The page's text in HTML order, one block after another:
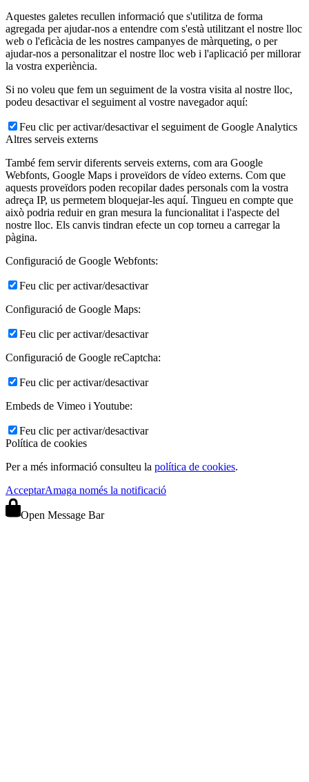
Aquestes galetes recullen informació que s'utilitza de forma
agregada per ajudar-nos a entendre com s'està utilitzant el nostre lloc
web o l'eficàcia de les nostres campanyes de màrqueting, o per
ajudar-nos a personalitzar el nostre lloc web i l'aplicació per millorar
la vostra experiència.
Si no voleu que fem un seguiment de la vostra visita al nostre lloc,
podeu desactivar el seguiment al vostre navegador aquí:
Feu clic per activar/desactivar el seguiment de Google Analytics
Altres serveis externs
També fem servir diferents serveis externs, com ara Google
Webfonts, Google Maps i proveïdors de vídeo externs. Com que
aquests proveïdors poden recopilar dades personals com la vostra
adreça IP, us permetem bloquejar-les aquí. Tingueu en compte que
això podria reduir en gran mesura la funcionalitat i l'aspecte del
nostre lloc. Els canvis tindran efecte un cop torneu a carregar la
pàgina.
Configuració de Google Webfonts:
Feu clic per activar/desactivar
Configuració de Google Maps:
Feu clic per activar/desactivar
Configuració de Google reCaptcha:
Feu clic per activar/desactivar
Embeds de Vimeo i Youtube:
Feu clic per activar/desactivar
Política de cookies
Per a més informació consulteu la política de cookies.
AcceptarAmaga només la notificació
Open Message Bar